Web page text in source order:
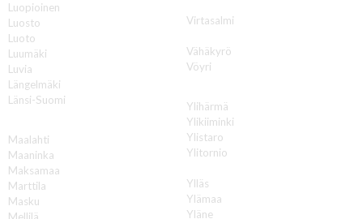
Luopioinen
Luosto
Luoto
Luumäki
Luvia
Längelmäki
Länsi-Suomi
Maalahti
Maaninka
Maksamaa
Marttila
Masku
Virtasalmi
Vähäkyrö
Vöyri
Ylihärmä
Ylikiiminki
Ylistaro
Ylitornio
Ylläs
Ylämaa
Yläne